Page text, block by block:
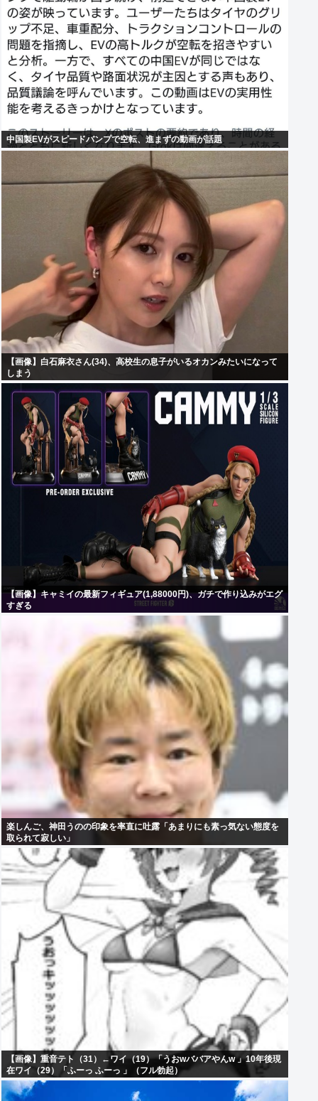
中国製EVがスピードバンプで空転、進まずの動画が話題
【画像】白石麻衣さん(34)、高校生の息子がいるオカンみたいになって
しまう
【画像】キャミイの最新フィギュア(1,88000円)、ガチで作り込みがエグ
すぎる
楽しんご、神田うのの印象を率直に吐露「あまりにも素っ気ない態度を
取られて寂しい」
【画像】重音テト（31）←ワイ（19）「うおwババアやんw 」10年後現
在ワイ（29）「ふーっ ふーっ 」（フル勃起）